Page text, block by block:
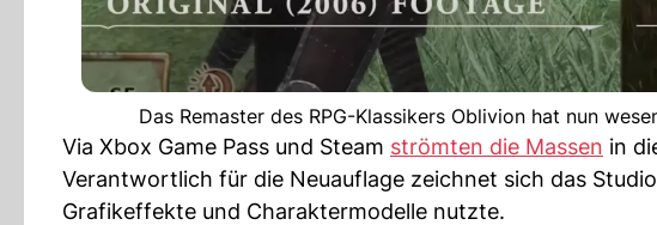
Das Remaster des RPG-Klassikers Oblivion hat nun
Via Xbox Game Pass und Steam strömten die Massen in
Verantwortlich für die Neuauflage zeichnet sich das
Grafikeffekte und Charaktermodelle nutzte.